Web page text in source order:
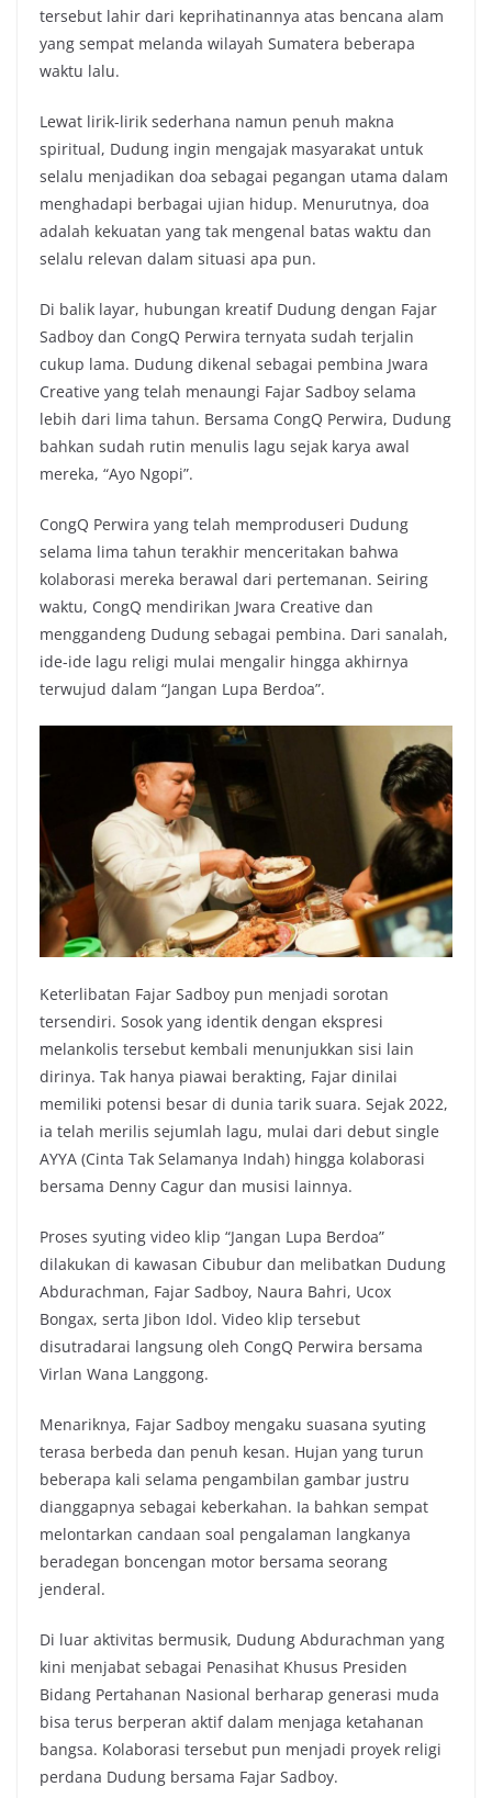
tersebut lahir dari keprihatinannya atas bencana alam
yang sempat melanda wilayah Sumatera beberapa
waktu lalu.
Lewat lirik-lirik sederhana namun penuh makna
spiritual, Dudung ingin mengajak masyarakat untuk
selalu menjadikan doa sebagai pegangan utama dalam
menghadapi berbagai ujian hidup. Menurutnya, doa
adalah kekuatan yang tak mengenal batas waktu dan
selalu relevan dalam situasi apa pun.
Di balik layar, hubungan kreatif Dudung dengan Fajar
Sadboy dan CongQ Perwira ternyata sudah terjalin
cukup lama. Dudung dikenal sebagai pembina Jwara
Creative yang telah menaungi Fajar Sadboy selama
lebih dari lima tahun. Bersama CongQ Perwira, Dudung
bahkan sudah rutin menulis lagu sejak karya awal
mereka, “Ayo Ngopi”.
CongQ Perwira yang telah memproduseri Dudung
selama lima tahun terakhir menceritakan bahwa
kolaborasi mereka berawal dari pertemanan. Seiring
waktu, CongQ mendirikan Jwara Creative dan
menggandeng Dudung sebagai pembina. Dari sanalah,
ide-ide lagu religi mulai mengalir hingga akhirnya
terwujud dalam “Jangan Lupa Berdoa”.
Keterlibatan Fajar Sadboy pun menjadi sorotan
tersendiri. Sosok yang identik dengan ekspresi
melankolis tersebut kembali menunjukkan sisi lain
dirinya. Tak hanya piawai berakting, Fajar dinilai
memiliki potensi besar di dunia tarik suara. Sejak 2022,
ia telah merilis sejumlah lagu, mulai dari debut single
AYYA (Cinta Tak Selamanya Indah) hingga kolaborasi
bersama Denny Cagur dan musisi lainnya.
Proses syuting video klip “Jangan Lupa Berdoa”
dilakukan di kawasan Cibubur dan melibatkan Dudung
Abdurachman, Fajar Sadboy, Naura Bahri, Ucox
Bongax, serta Jibon Idol. Video klip tersebut
disutradarai langsung oleh CongQ Perwira bersama
Virlan Wana Langgong.
Menariknya, Fajar Sadboy mengaku suasana syuting
terasa berbeda dan penuh kesan. Hujan yang turun
beberapa kali selama pengambilan gambar justru
dianggapnya sebagai keberkahan. Ia bahkan sempat
melontarkan candaan soal pengalaman langkanya
beradegan boncengan motor bersama seorang
jenderal.
Di luar aktivitas bermusik, Dudung Abdurachman yang
kini menjabat sebagai Penasihat Khusus Presiden
Bidang Pertahanan Nasional berharap generasi muda
bisa terus berperan aktif dalam menjaga ketahanan
bangsa. Kolaborasi tersebut pun menjadi proyek religi
perdana Dudung bersama Fajar Sadboy.